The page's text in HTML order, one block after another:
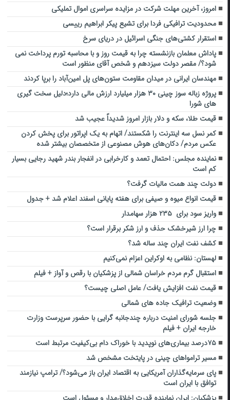
امروز، آخرین مهلت شرکت در مزایده سراسری اموال تملیکی
محدودیت ترافیکی فردا برای تشیع پیکر ابراهیم رییسی
استقرار کشتی‌های جنگی اسرائیل در دریای سرخ
پاداش معلمان بازنشسته چرا به قیمت روز و با محاسبه تورم پرداخت نمی
شود؟/ مقصر دولت سیزدهم و شخص آقای منظور است
مهندسان ایرانی در میدان مقاومت ستون‌های پل امین‌آباد را برپا کردند
پروژه زباله سوز چینی ۳۰ هزار میلیارد ارزش مالی دارد؛دلیل سخت گیری
های شورا
قیمت طلا، سکه و دلار بازار امروز شدیداً عجیب شد
کمر نسل سه اینترنت را شکستند/ اتهام به یک اپراتور برای پخش کردن
عکس مردم/ دکان‌های هوش مصنوعی از متخصصان بیشتر شده
نماینده مجلس: احتمال تعمد و کارخرابی در انفجار بندر شهید رجایی بسیار
کم است
دولت چند همت مالیات گرفت؟
قیمت انواع میوه و صیفی برای هفته پایانی اسفند اعلام شد + جدول
واریز سود برای ۲۳۵ هزار سهامدار
چرا ارز شیرخشک حذف و ارز شکر برقرار است؟
کشف نفت ایران چند ساله شد؟
لهستان: نظامی به اوکراین اعزام نمی‌کنیم
استقبال گرم مردم خراسان شمالی از پزشکیان با رقص و آواز + فیلم
قیمت نفت افزایش یافت/ عامل اصلی چیست؟
وضعیت ترافیک جاده های شمالی
جلسه شورای امنیت درباره چندجانبه گرایی با حضور سرپرست وزارت
خارجه ایران + فیلم
۷۵درصد بیماری‌های نوپدید با خوراک دام بی‌کیفیت مرتبط است
مسیر ترامواهای چینی در پایتخت مشخص شد
پای سرمایه‌گذاران آمریکایی به اقتصاد ایران باز می‌شود؟/ ترامپ نیازمند
توافق با ایران است
پزشکیان: ایران نماینده قدرت اخلاق‌مدار و مسئول است